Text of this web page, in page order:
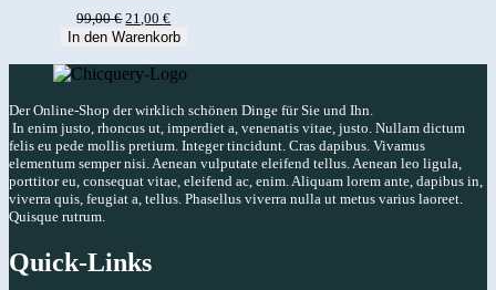
99,00€Ursprünglicher
Preis
99,00 €
21,00€Aktueller
Preis
21,00 €.
In den Warenkorb
Der Online-Shop der wirklich schönen Dinge für Sie und Ihn.
In enim justo, rhoncus ut, imperdiet a, venenatis vitae, justo. Nullam dictum
felis eu pede mollis pretium. Integer tincidunt. Cras dapibus. Vivamus
elementum semper nisi. Aenean vulputate eleifend tellus. Aenean leo ligula,
porttitor eu, consequat vitae, eleifend ac, enim. Aliquam lorem ante, dapibus in,
viverra quis, feugiat a, tellus. Phasellus viverra nulla ut metus varius laoreet.
Quisque rutrum.
Quick-Links